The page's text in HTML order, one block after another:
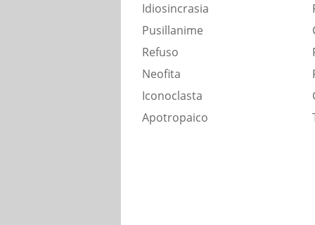
Idiosincrasia
Pusillanime
Refuso
Neofita
Iconoclasta
Apotropaico